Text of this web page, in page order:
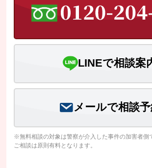
LINEで相談案
メールで相談
※無料相談の対象は警察が介入した事件の加害者側
ご相談は原則有料となります。